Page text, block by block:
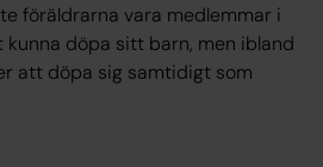
föräldrarna vara medlemmar i
kunna döpa sitt barn, men ibland
att döpa sig samtidigt som